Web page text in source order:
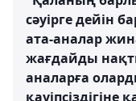
сәуірге дейін
ата-аналар
жағдайды
аналарға
қауіпсіздігіне